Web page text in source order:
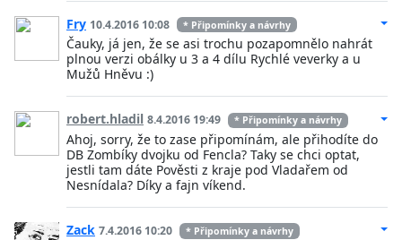
Fry 10.4.2016 10:08 * Připomínky a návrhy
Čauky, já jen, že se asi trochu pozapomnělo nahrát
plnou verzi obálky u 3 a 4 dílu Rychlé veverky a u
Mužů Hněvu :)
robert.hladil 8.4.2016 19:49 * Připomínky a návrhy
Ahoj, sorry, že to zase připomínám, ale přihodíte do
DB Zombíky dvojku od Fencla? Taky se chci optat,
jestli tam dáte Pověsti z kraje pod Vladařem od
Nesnídala? Díky a fajn víkend.
Zack 7.4.2016 10:20 * Připomínky a návrhy